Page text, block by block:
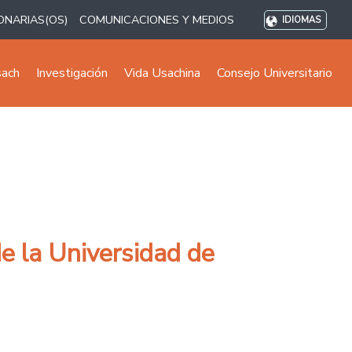
COMUNICACIONES Y MEDIOS IDIOMAS
Investigación Vida Usachina Consejo Universitario
la Universidad de